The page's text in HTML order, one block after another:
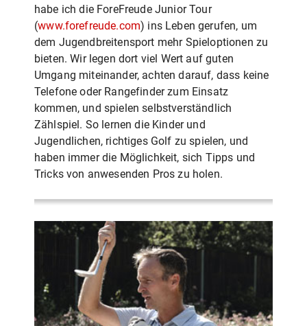
habe ich die ForeFreude Junior Tour
(www.forefreude.com) ins Leben gerufen, um
dem Jugendbreitensport mehr Spieloptionen zu
bieten. Wir legen dort viel Wert auf guten
Umgang miteinander, achten darauf, dass keine
Telefone oder Rangefinder zum Einsatz
kommen, und spielen selbstverständlich
Zählspiel. So lernen die Kinder und
Jugendlichen, richtiges Golf zu spielen, und
haben immer die Möglichkeit, sich Tipps und
Tricks von anwesenden Pros zu holen.